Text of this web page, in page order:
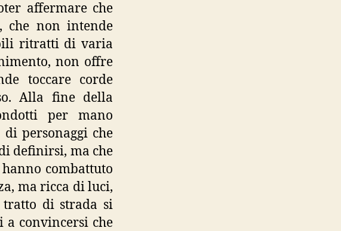
affermare che
non intende
ritratti di varia
non offre
toccare corde
Alla fine della
per mano
personaggi che
definirsi, ma che
combattuto
ma ricca di luci,
di strada si
a convincersi che